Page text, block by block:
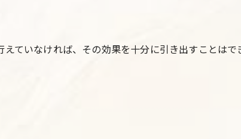
ていなければ、その効果を十分に引き出すことはで